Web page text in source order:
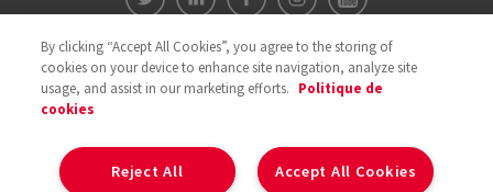
By clicking “Accept All Cookies”, you agree to the storing of
cookies on your device to enhance site navigation, analyze site
usage, and assist in our marketing efforts. Politique de
cookies
Accept All Cookies
Reject All